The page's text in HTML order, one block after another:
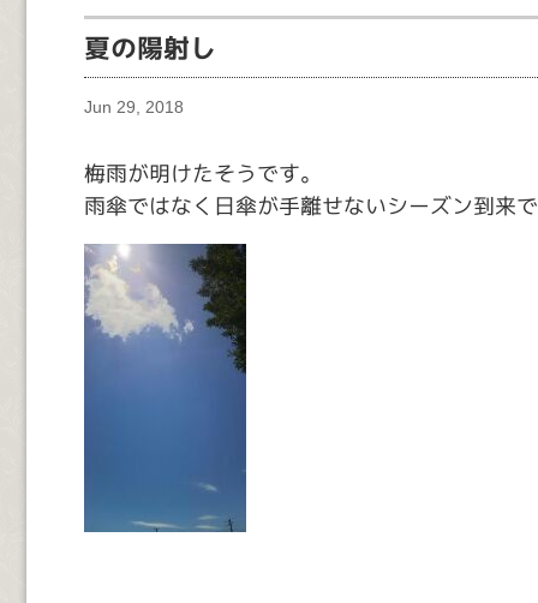
夏の陽射し
Jun 29, 2018
梅雨が明けたそうです。
雨傘ではなく日傘が手離せないシーズン到来